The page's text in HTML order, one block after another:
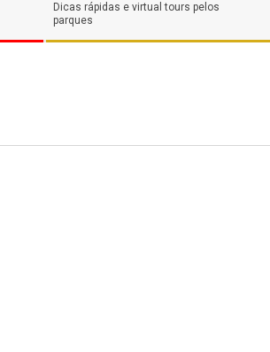
Dicas rápidas e virtual tours pelos
parques